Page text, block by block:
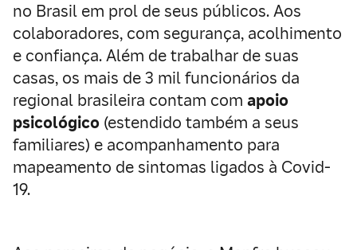
no Brasil em prol de seus públicos. Aos
colaboradores, com segurança, acolhimento
e confiança. Além de trabalhar de suas
casas, os mais de 3 mil funcionários da
regional brasileira contam com apoio
psicológico (estendido também a seus
familiares) e acompanhamento para
mapeamento de sintomas ligados à Covid-
19.